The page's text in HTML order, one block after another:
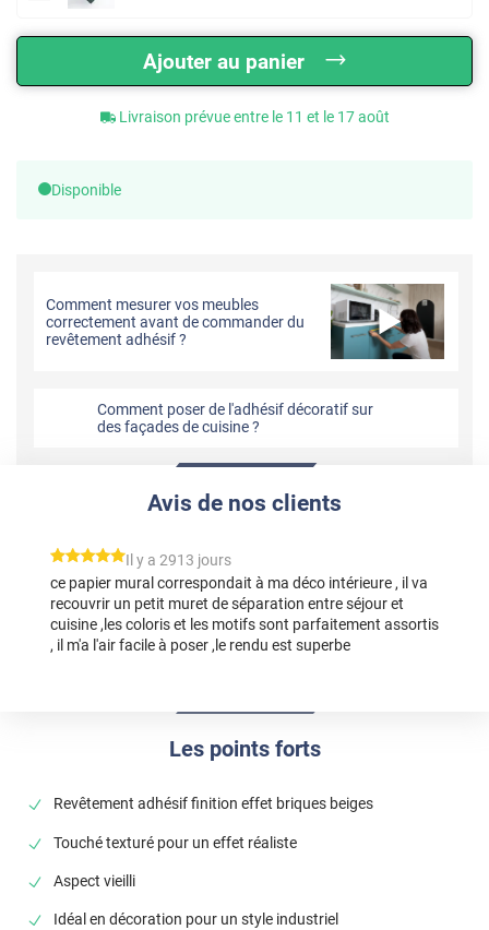
Ajouter au panier
Livraison prévue entre le 11 et le 17 août
Disponible
Comment mesurer vos meubles
correctement avant de commander du
revêtement adhésif ?
Comment poser de l'adhésif décoratif sur
des façades de cuisine ?
Les points forts
Revêtement adhésif finition effet briques beiges
Touché texturé pour un effet réaliste
Aspect vieilli
Idéal en décoration pour un style industriel
Avis de nos clients
*****
Il y a 2913 jours
ce papier mural correspondait à ma déco intérieure , il va
recouvrir un petit muret de séparation entre séjour et
cuisine ,les coloris et les motifs sont parfaitement assortis
, il m'a l'air facile à poser ,le rendu est superbe